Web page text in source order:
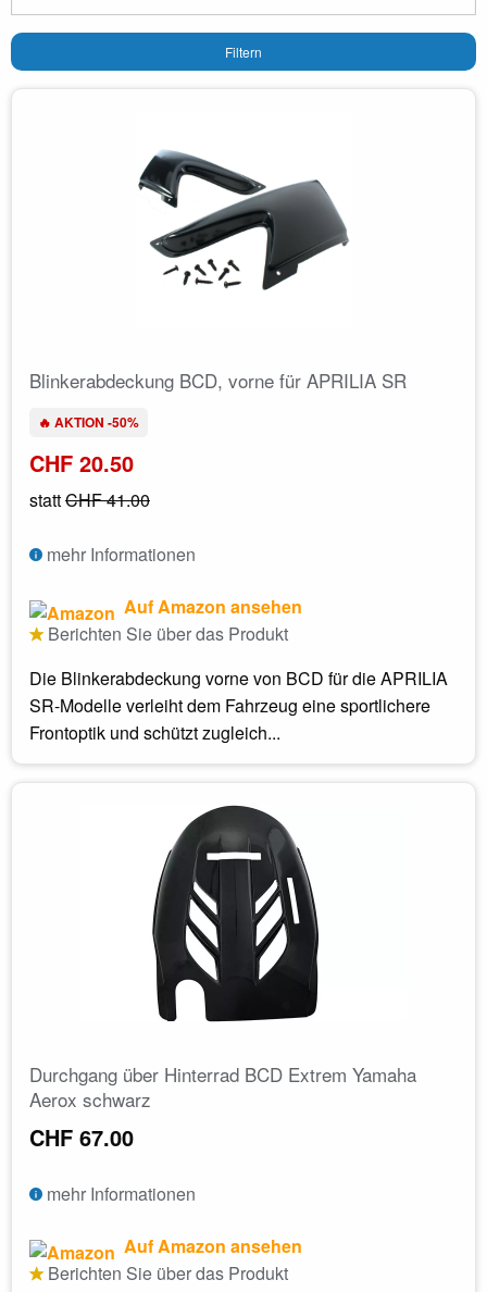
Filtern
Blinkerabdeckung BCD, vorne für APRILIA SR
🔥 AKTION -50%
CHF 20.50
stattCHF 41.00
mehr Informationen
Auf Amazon ansehen
Berichten Sie über das Produkt
Die Blinkerabdeckung vorne von BCD für die APRILIA
SR-Modelle verleiht dem Fahrzeug eine sportlichere
Frontoptik und schützt zugleich...
Durchgang über Hinterrad BCD Extrem Yamaha
Aerox schwarz
CHF 67.00
mehr Informationen
Auf Amazon ansehen
Berichten Sie über das Produkt